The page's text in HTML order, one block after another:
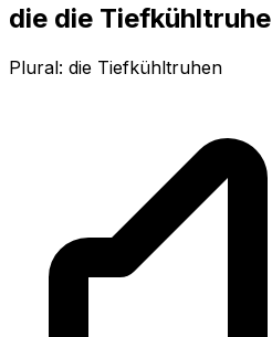
die die Tiefkühltruhe
Plural: die Tiefkühltruhen